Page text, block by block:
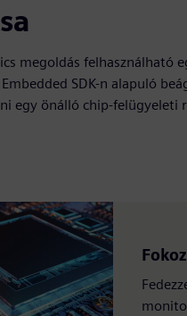
megoldás felhasználható
SDK-n alapuló
egy önálló chip-felügyeleti